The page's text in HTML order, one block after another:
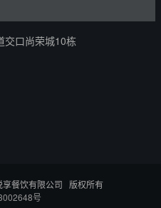
交口尚荣城10栋
餐饮有限公司 版权所有
号